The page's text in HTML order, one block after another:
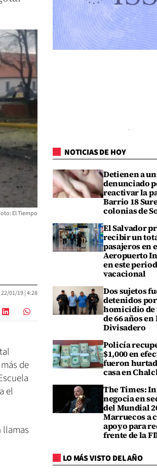
El Tiempo
22/01/19 |4:28
de
el
llamas
NOTICIAS DE HOY
Detienen a
denunciado
reactivar la
Barrio 18
colonias de
El Salvador
recibir un
pasajeros en
Aeropuerto
en este
vacacional
Dos sujetos
detenidos
homicidio de
de 66 años en
Divisadero
Policía
$1,000 en
fueron
casa en
The Times:
negocia en
del Mundial
Marruecos a
apoyo para
frente de la
LO MÁS VISTO DEL AÑO